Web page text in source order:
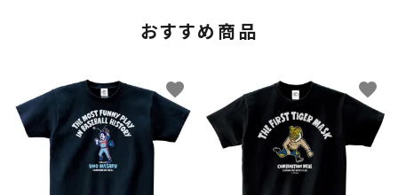
おすすめ商品
favorite favorite